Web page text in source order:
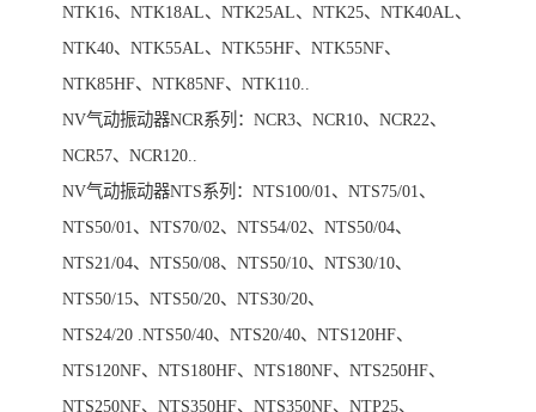
NTK16、NTK18AL、NTK25AL、NTK25、NTK40AL、
NTK40、NTK55AL、NTK55HF、NTK55NF、
NTK85HF、NTK85NF、NTK110..
NV气动振动器NCR系列：NCR3、NCR10、NCR22、
NCR57、NCR120..
NV气动振动器NTS系列：NTS100/01、NTS75/01、
NTS50/01、NTS70/02、NTS54/02、NTS50/04、
NTS21/04、NTS50/08、NTS50/10、NTS30/10、
NTS50/15、NTS50/20、NTS30/20、
NTS24/20 .NTS50/40、NTS20/40、NTS120HF、
NTS120NF、NTS180HF、NTS180NF、NTS250HF、
NTS250NF、NTS350HF、NTS350NF、NTP25、